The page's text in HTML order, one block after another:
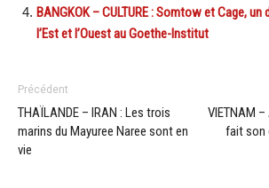
BANGKOK – CULTURE : Somtow et Cage,
l’Est et l’Ouest au Goethe-Institut
Précédent
THAÏLANDE – IRAN : Les trois
marins du Mayuree Naree sont en
vie
VIETNAM –
fait son